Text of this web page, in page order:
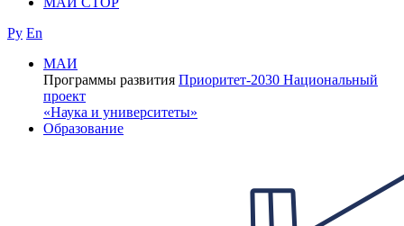
Ру En
МАИ
Программы развития Приоритет-2030 Национальный
проект
«Наука и университеты»
Образование